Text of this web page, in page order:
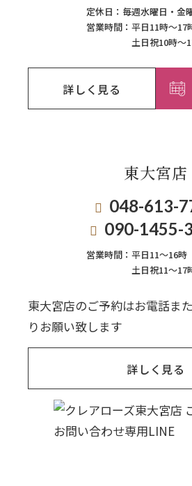
定休日： 毎週⽔曜⽇‧⾦
営業時間： 平日11時～17
土日祝10時～
詳しく見る
東大宮店
048-613-
090-1455-
営業時間： 平日11〜16時
土日祝11〜17
東大宮店のご予約はお電話ま
りお願い致します
詳しく見る